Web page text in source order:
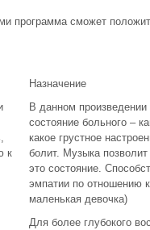
программа сможет
Назначение
к
В данном произведении
состояние больного –
какое грустное
болит. Музыка позволит
это состояние.
эмпатии по отношению
маленькая девочка)
Для более глубокого